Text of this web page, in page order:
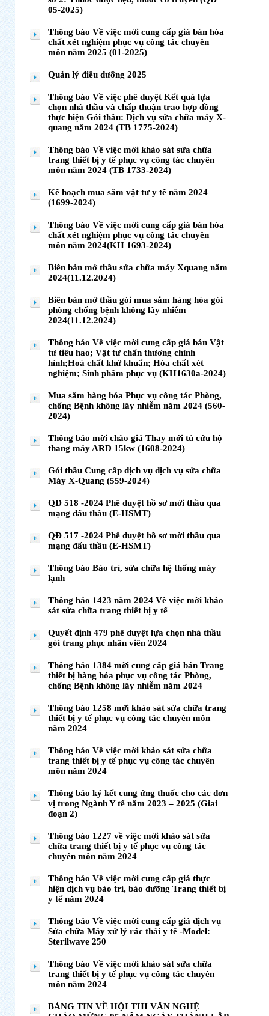
05-2025)
Thông báo Về việc mời cung cấp giá bán hóa
chất xét nghiệm phục vụ công tác chuyên
môn năm 2025 (01-2025)
Quản lý điều dưỡng 2025
Thông báo Về việc phê duyệt Kết quả lựa
chọn nhà thầu và chấp thuận trao hợp đồng
thực hiện Gói thầu: Dịch vụ sửa chữa máy X-
quang năm 2024 (TB 1775-2024)
Thông báo Về việc mời khảo sát sửa chữa
trang thiết bị y tế phục vụ công tác chuyên
môn năm 2024 (TB 1733-2024)
Kế hoạch mua sắm vật tư y tế năm 2024
(1699-2024)
Thông báo Về việc mời cung cấp giá bán hóa
chất xét nghiệm phục vụ công tác chuyên
môn năm 2024(KH 1693-2024)
Biên bản mở thầu sửa chữa máy Xquang năm
2024(11.12.2024)
Biên bản mở thầu gói mua sắm hàng hóa gói
phòng chống bệnh không lây nhiễm
2024(11.12.2024)
Thông báo Về việc mời cung cấp giá bán Vật
tư tiêu hao; Vật tư chấn thương chỉnh
hình;Hoá chất khử khuẩn; Hóa chất xét
nghiệm; Sinh phẩm phục vụ (KH1630a-2024)
Mua sắm hàng hóa Phục vụ công tác Phòng,
chống Bệnh không lây nhiễm năm 2024 (560-
2024)
Thông báo mời chào giá Thay mới tủ cứu hộ
thang máy ARD 15kw (1608-2024)
Gói thầu Cung cấp dịch vụ dịch vụ sửa chữa
Máy X-Quang (559-2024)
QĐ 518 -2024 Phê duyệt hồ sơ mời thầu qua
mạng đấu thầu (E-HSMT)
QĐ 517 -2024 Phê duyệt hồ sơ mời thầu qua
mạng đấu thầu (E-HSMT)
Thông báo Bảo trì, sửa chữa hệ thống máy
lạnh
Thông báo 1423 năm 2024 Về việc mời khảo
sát sửa chữa trang thiết bị y tế
Quyết định 479 phê duyệt lựa chọn nhà thầu
gói trang phục nhân viên 2024
Thông báo 1384 mời cung cấp giá bán Trang
thiết bị hàng hóa phục vụ công tác Phòng,
chống Bệnh không lây nhiễm năm 2024
Thông báo 1258 mời khảo sát sửa chữa trang
thiết bị y tế phục vụ công tác chuyên môn
năm 2024
Thông báo Về việc mời khảo sát sửa chữa
trang thiết bị y tế phục vụ công tác chuyên
môn năm 2024
Thông báo ký kết cung ứng thuốc cho các đơn
vị trong Ngành Y tế năm 2023 – 2025 (Giai
đoạn 2)
Thông báo 1227 về việc mời khảo sát sửa
chữa trang thiết bị y tế phục vụ công tác
chuyên môn năm 2024
Thông báo Về việc mời cung cấp giá thực
hiện dịch vụ bảo trì, bảo dưỡng Trang thiết bị
y tế năm 2024
Thông báo Về việc mời cung cấp giá dịch vụ
Sửa chữa Máy xử lý rác thải y tế -Model:
Sterilwave 250
Thông báo Về việc mời khảo sát sửa chữa
trang thiết bị y tế phục vụ công tác chuyên
môn năm 2024
BẢNG TIN VỀ HỘI THI VĂN NGHỆ